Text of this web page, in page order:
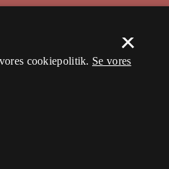
×
cookiepolitik. Se vores